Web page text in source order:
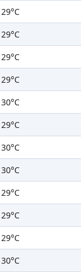
29°C
29°C
29°C
29°C
30°C
29°C
30°C
30°C
29°C
29°C
29°C
30°C